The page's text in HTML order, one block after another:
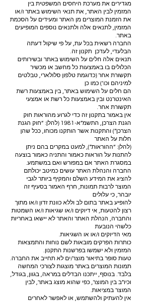
מגדירים את מערכת היחסים המשפטית בין
המזמין לבין האתר, את תנאי השימוש באתר ו/או
את הזמנת המוצרים מן האתר ומעידים על הסכמת
המזמין, לתנאים אלה ולתנאים נוספים המופיעים
באתר.
החברה רשאית בכל עת, על פי שיקול דעתה
הבלעדי, לעדכן תקנון זה.
תנאים אלה חלים על השימוש באתר ובשירותים
הכלולים בו באמצעות כל מחשב או מכשיר
תקשורת אחר (כדוגמת טלפון סלולארי, טבלטים
למיניהם וכו’) כמו כן
הם חלים על השימוש באתר, בין באמצעות רשת
האינטרנט ובין באמצעות כל רשת או אמצעי
תקשורת אחר.
אין באמור בתקנון זה כדי לגרוע מהוראות חוק
הגנת הצרכן, התשמ”א-1981 (להלן: “חוק הגנת
הצרכן”) והתקנות אשר הותקנו מכוחו, ככל שהן
חלות על האתר
(להלן: “ההוראות”), למעט במקרים בהם ניתן
להתנות על הוראות כאמור והתניה כאמור בוצעה
במסגרת האתר אם במפורש ואם במשתמע.
החברה והנהלת האתר עושים כמיטב יכולתם
להציג את המידע השלם והמקיף ביותר לגבי
המוצר לרבות תמונות, חרף האמור בסעיף זה
יובהר, כי עלולים
להופיע באתר בתום לב וללא כוונת זדון ו/או מתוך
רצון להטעות, אי דיוקים ו/או שגיאות ו/או השמטות
והחברה, הנהלת האתר והאתר לא יישאו באחריות
כלשהי הנובעת
מאי הדיוקים ו/או או השגיאות.
כותרות הפרקים מובאות לשם נוחות והתמצאות
המזמין ולא ישמשו בפרשנות התקנון.
טעות סופר בתיאור מוצר/ים לא תחייב את החברה.
תמונות המוצרים באתר מוצגות לצורכי המחשה
בלבד. בנוסף, ייתכנו הבדלים במראה, בגוון, בגודל,
וכיו”ב בין המוצר, כפי שהוא מוצג באתר, לבין
המוצר במציאות.
אין להעתיק ולהשתמש, או לאפשר לאחרים